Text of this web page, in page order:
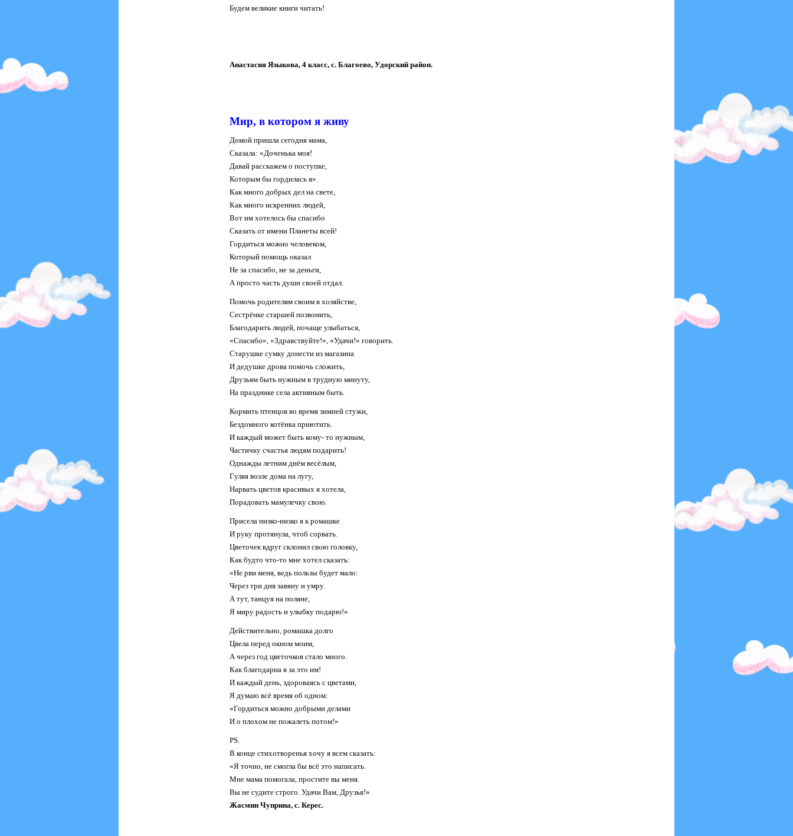
Будем великие книги читать!
Анастасия Языкова, 4 класс, с. Благоево, Удорский район.
Мир, в котором я живу
Домой пришла сегодня мама,
Сказала: «Доченька моя!
Давай расскажем о поступке,
Которым бы гордилась я».
Как много добрых дел на свете,
Как много искренних людей,
Вот им хотелось бы спасибо
Сказать от имени Планеты всей!
Гордиться можно человеком,
Который помощь оказал
Не за спасибо, не за деньги,
А просто часть души своей отдал.
Помочь родителям своим в хозяйстве,
Сестрёнке старшей позвонить,
Благодарить людей, почаще улыбаться,
«Спасибо», «Здравствуйте!», «Удачи!» говорить.
Старушке сумку донести из магазина
И дедушке дрова помочь сложить,
Друзьям быть нужным в трудную минуту,
На празднике села активным быть.
Кормить птенцов во время зимней стужи,
Бездомного котёнка приютить.
И каждый может быть кому- то нужным,
Частичку счастья людям подарить!
Однажды летним днём весёлым,
Гуляя возле дома на лугу,
Нарвать цветов красивых я хотела,
Порадовать мамулечку свою.
Присела низко-низко я к ромашке
И руку протянула, чтоб сорвать.
Цветочек вдруг склонил свою головку,
Как будто что-то мне хотел сказать:
«Не рви меня, ведь пользы будет мало:
Через три дня завяну и умру.
А тут, танцуя на поляне,
Я миру радость и улыбку подарю!»
Действительно, ромашка долго
Цвела перед окном моим,
А через год цветочков стало много.
Как благодарна я за это им!
И каждый день, здороваясь с цветами,
Я думаю всё время об одном:
«Гордиться можно добрыми делами
И о плохом не пожалеть потом!»
PS.
В конце стихотворенья хочу я всем сказать:
«Я точно, не смогла бы всё это написать.
Мне мама помогала, простите вы меня.
Вы не судите строго. Удачи Вам, Друзья!»
Жасмин Чуприна, с. Керес.